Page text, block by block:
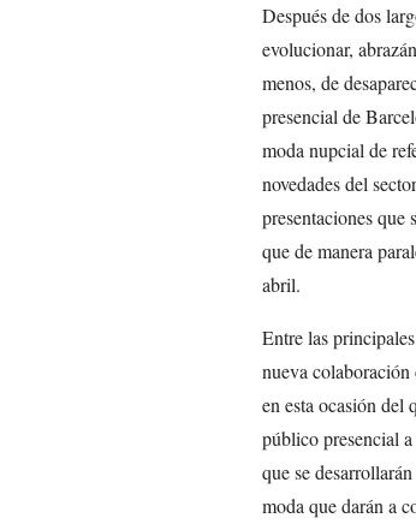
Después de dos
evolucionar,
menos, de
presencial de
moda nupcial de
novedades del
presentaciones que
que de manera
abril.
Entre las
nueva
en esta ocasión del
público presencial
que se
moda que darán a